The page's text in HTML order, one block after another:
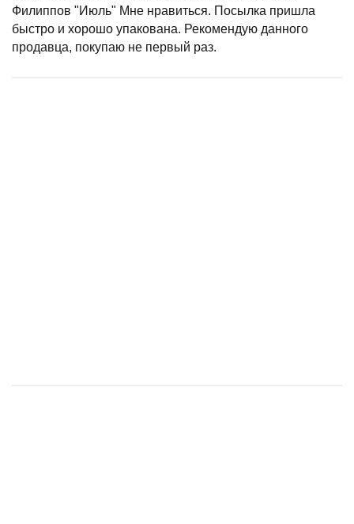
Филиппов "Июль" Мне нравиться. Посылка пришла
быстро и хорошо упакована. Рекомендую данного
продавца, покупаю не первый раз.